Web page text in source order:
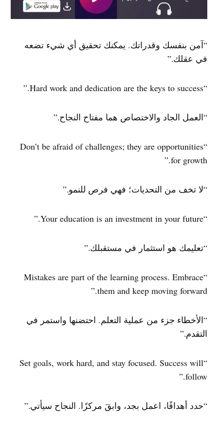
“آمن بنفسك وقدراتك. يمكنك تحقيق أي شيء تضعه
في عقلك.”
“Hard work and dedication are the keys to success.”
“العمل الجاد والاختصاص هما مفتاح النجاح.”
“Don’t be afraid of challenges; they are opportunities
for growth.”
“لا تخف من التحديات؛ فهي فرص للنمو.”
“Your education is an investment in your future.”
“تعليمك هو استثمار في مستقبلك.”
“Mistakes are part of the learning process. Embrace
them and keep moving forward.”
“الأخطاء جزء من عملية التعلم. احتضنها واستمر في
التقدم.”
“Set goals, work hard, and stay focused. Success will
follow.”
“حدد أهدافًا، اعمل بجد، وابقَ مركزًا. النجاح سيأتي.”